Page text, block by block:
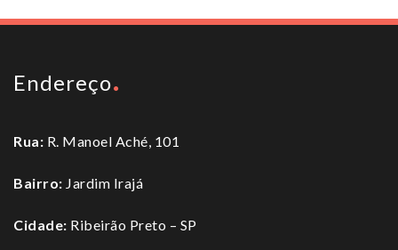
Endereço
Rua: R. Manoel Aché, 101
Bairro: Jardim Irajá
Cidade: Ribeirão Preto – SP